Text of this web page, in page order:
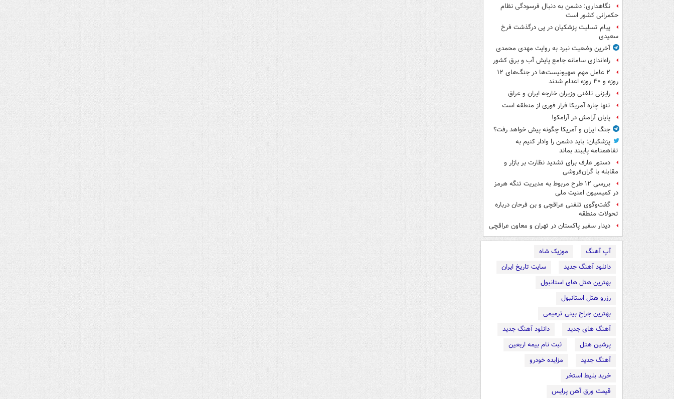
نگاهداری: دشمن به دنبال فرسودگی نظام
حکمرانی کشور است
پیام تسلیت پزشکیان در پی درگذشت فرخ
سعیدی
آخرین وضعیت نبرد به روایت مهدی محمدی
راه‌اندازی سامانه جامع پایش آب و برق کشور
۲ عامل مهم صهیونیست‌ها در جنگ‌های ۱۲
روزه و ۴۰ روزه اعدام شدند
رایزنی تلفنی وزیران خارجه ایران و عراق
تنها چاره آمریکا فرار فوری از منطقه است
پایان آرامش در آرامکو!
جنگ ایران و آمریکا چگونه پیش خواهد رفت؟
پزشکیان: باید دشمن را وادار کنیم به
تفاهم‎نامه پایبند بماند
دستور عارف برای تشدید نظارت بر بازار و
مقابله با گران‌فروشی
بررسی ۱۲ طرح مربوط به مدیریت تنگه هرمز
در کمیسیون امنیت ملی
گفت‌وگوی تلفنی عراقچی و بن فرحان درباره
تحولات منطقه
دیدار سفیر پاکستان در تهران و معاون عراقچی
آپ آهنگ
موزیک شاه
دانلود آهنگ جدید
سایت تاریخ ایران
بهترین هتل های استانبول
رزرو هتل استانبول
بهترین جراح بینی ترمیمی
آهنگ های جدید
دانلود آهنگ جدید
پرشین هتل
ثبت نام بیمه اربعین
آهنگ جدید
مزایده خودرو
خرید بلیط استخر
قیمت ورق آهن پرایس